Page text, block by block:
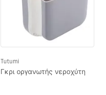
Tutumi
Γκρι οργανωτής νεροχύτη